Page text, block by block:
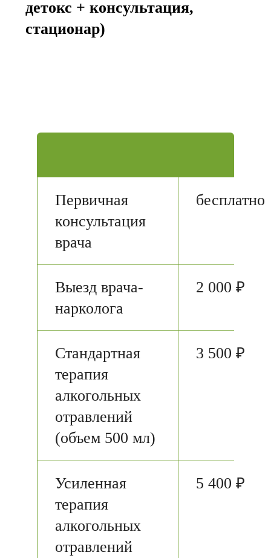
детокс + консультация,
стационар)
Первичная
консультация
врача
бесплатно
Выезд врача-
нарколога
2 000 ₽
Стандартная
терапия
алкогольных
отравлений
(объем 500 мл)
3 500 ₽
Усиленная
терапия
алкогольных
отравлений
5 400 ₽